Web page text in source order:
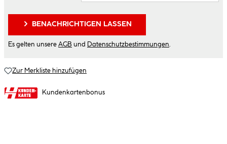
BENACHRICHTIGEN LASSEN
Es gelten unsere AGB und Datenschutzbestimmungen
Zur Merkliste hinzufügen
Kundenkartenbonus